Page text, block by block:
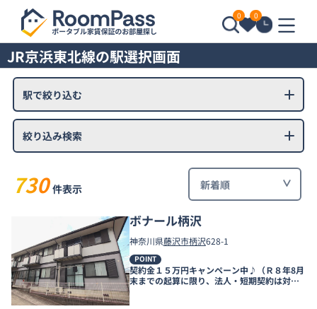
0 0
JR京浜東北線の駅選択画面
駅で絞り込む
絞り込み検索
730 件表示
ボナール柄沢
神奈川県藤沢市柄沢628-1
POINT
契約金１５万円キャンペーン中♪（Ｒ８年8月
末までの起算に限り、法人・短期契約は対象
外、短期違約金有）